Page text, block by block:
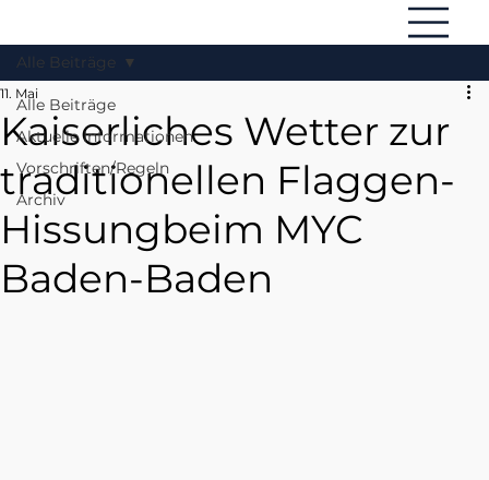
Alle Beiträge
Aktuelle Informationen
Vorschriften/Regeln
Archiv
Alle Beiträge
Kaiserliches Wetter zur
traditionellen Flaggen-
Hissungbeim MYC
Baden-Baden
11. Mai